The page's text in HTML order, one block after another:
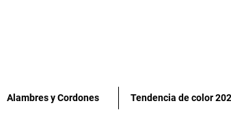
Alambres y Cordones Tendencia de color